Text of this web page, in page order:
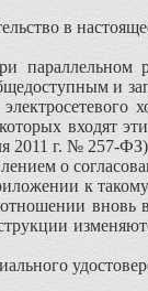
в
параллельном
и
входят
2011 г. № 257-
о
к
отношении вновь